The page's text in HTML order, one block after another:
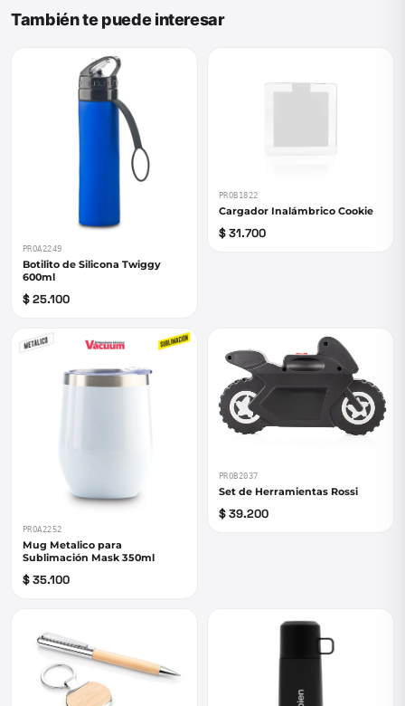
También te puede interesar
PROA2249
Botilito de Silicona Twiggy
600ml
$ 25.100
PROB1822
Cargador Inalámbrico Cookie
$ 31.700
PROA2252
Mug Metalico para
Sublimación Mask 350ml
$ 35.100
PROB2037
Set de Herramientas Rossi
$ 39.200